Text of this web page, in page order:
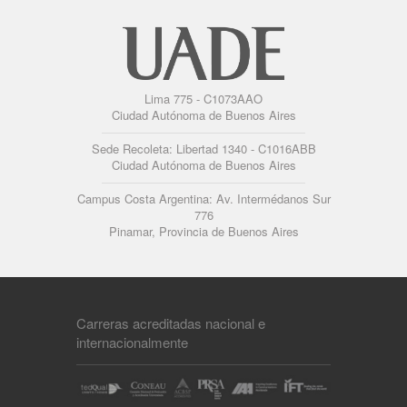
Lima 775 - C1073AAO
Ciudad Autónoma de Buenos Aires
Sede Recoleta: Libertad 1340 - C1016ABB
Ciudad Autónoma de Buenos Aires
Campus Costa Argentina: Av. Intermédanos Sur
776
Pinamar, Provincia de Buenos Aires
Carreras acreditadas nacional e
internacionalmente